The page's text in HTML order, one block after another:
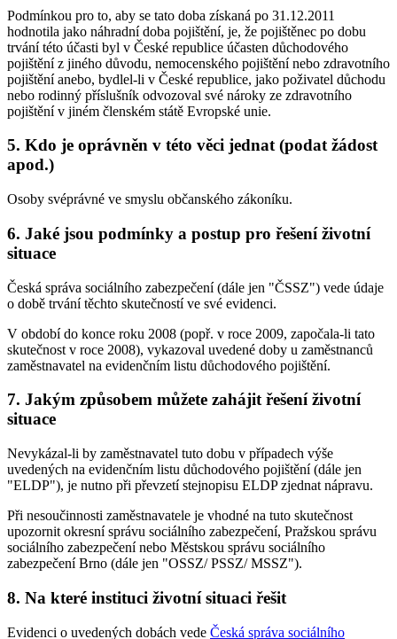
Podmínkou pro to, aby se tato doba získaná po 31.12.2011
hodnotila jako náhradní doba pojištění, je, že pojištěnec po dobu
trvání této účasti byl v České republice účasten důchodového
pojištění z jiného důvodu, nemocenského pojištění nebo zdravotního
pojištění anebo, bydlel-li v České republice, jako poživatel důchodu
nebo rodinný příslušník odvozoval své nároky ze zdravotního
pojištění v jiném členském státě Evropské unie.
5. Kdo je oprávněn v této věci jednat (podat žádost
apod.)
Osoby svéprávné ve smyslu občanského zákoníku.
6. Jaké jsou podmínky a postup pro řešení životní
situace
Česká správa sociálního zabezpečení (dále jen "ČSSZ") vede údaje
o době trvání těchto skutečností ve své evidenci.
V období do konce roku 2008 (popř. v roce 2009, započala-li tato
skutečnost v roce 2008), vykazoval uvedené doby u zaměstnanců
zaměstnavatel na evidenčním listu důchodového pojištění.
7. Jakým způsobem můžete zahájit řešení životní
situace
Nevykázal-li by zaměstnavatel tuto dobu v případech výše
uvedených na evidenčním listu důchodového pojištění (dále jen
"ELDP"), je nutno při převzetí stejnopisu ELDP zjednat nápravu.
Při nesoučinnosti zaměstnavatele je vhodné na tuto skutečnost
upozornit okresní správu sociálního zabezpečení, Pražskou správu
sociálního zabezpečení nebo Městskou správu sociálního
zabezpečení Brno (dále jen "OSSZ/ PSSZ/ MSSZ").
8. Na které instituci životní situaci řešit
Evidenci o uvedených dobách vede Česká správa sociálního